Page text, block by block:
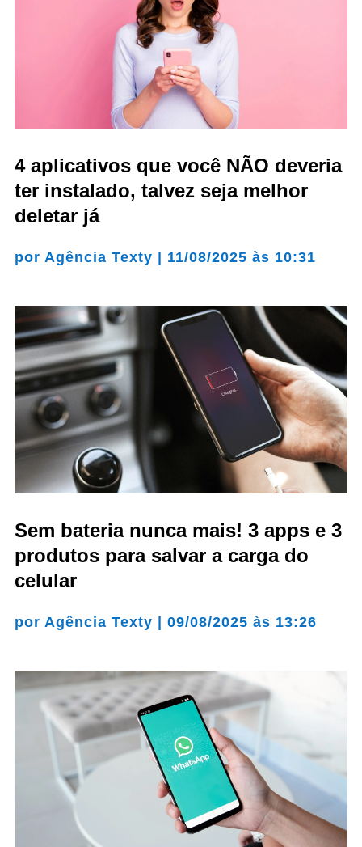
4 aplicativos que você NÃO deveria
ter instalado, talvez seja melhor
deletar já
por Agência Texty 11/08/2025 às 10:31
Sem bateria nunca mais! 3 apps e 3
produtos para salvar a carga do
celular
por Agência Texty 09/08/2025 às 13:26